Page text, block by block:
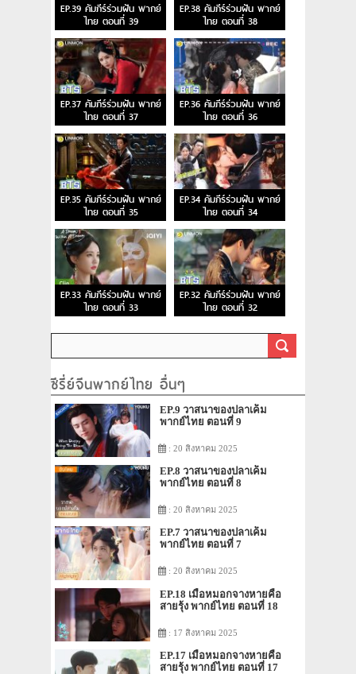
EP.39 คัมภีร์ร่วมฝัน พากย์
ไทย ตอนที่ 39
EP.38 คัมภีร์ร่วมฝัน พากย์
ไทย ตอนที่ 38
EP.37 คัมภีร์ร่วมฝัน พากย์
ไทย ตอนที่ 37
EP.36 คัมภีร์ร่วมฝัน พากย์
ไทย ตอนที่ 36
EP.35 คัมภีร์ร่วมฝัน พากย์
ไทย ตอนที่ 35
EP.34 คัมภีร์ร่วมฝัน พากย์
ไทย ตอนที่ 34
EP.33 คัมภีร์ร่วมฝัน พากย์
ไทย ตอนที่ 33
EP.32 คัมภีร์ร่วมฝัน พากย์
ไทย ตอนที่ 32
ซีรี่ย์จีนพากย์ไทย อื่นๆ
EP.9 วาสนาของปลาเค็ม
พากย์ไทย ตอนที่ 9
: 20 สิงหาคม 2025
EP.8 วาสนาของปลาเค็ม
พากย์ไทย ตอนที่ 8
: 20 สิงหาคม 2025
EP.7 วาสนาของปลาเค็ม
พากย์ไทย ตอนที่ 7
: 20 สิงหาคม 2025
EP.18 เมื่อหมอกจางหายคือ
สายรุ้ง พากย์ไทย ตอนที่ 18
: 17 สิงหาคม 2025
EP.17 เมื่อหมอกจางหายคือ
สายรุ้ง พากย์ไทย ตอนที่ 17